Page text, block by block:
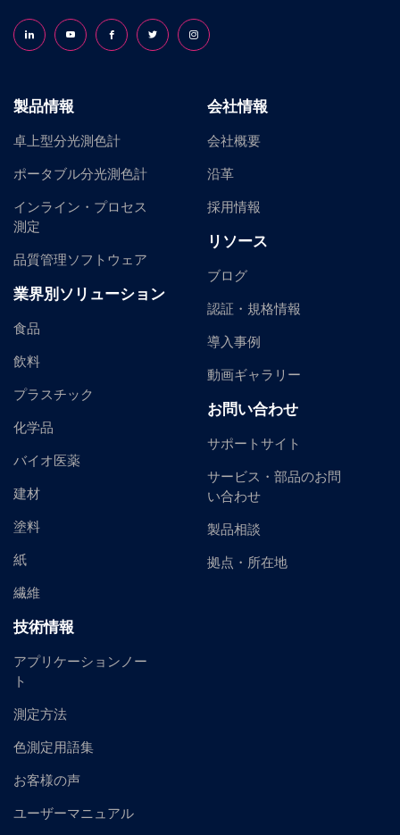
Follow us on LinkedInFollow us on YouTubeFollow us on Facebook
Follow us on X (formerly Twitter)
Follow us on Instagram
製品情報
卓上型分光測色計
ポータブル分光測色計
インライン・プロセス
測定
品質管理ソフトウェア
業界別ソリューション
食品
飲料
プラスチック
化学品
バイオ医薬
建材
塗料
紙
繊維
技術情報
アプリケーションノー
ト
測定方法
色測定用語集
お客様の声
ユーザーマニュアル
会社情報
会社概要
沿革
採用情報
リソース
ブログ
認証・規格情報
導入事例
動画ギャラリー
お問い合わせ
サポートサイト
サービス・部品のお問
い合わせ
製品相談
拠点・所在地